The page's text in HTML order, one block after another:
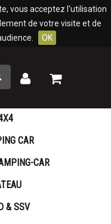
vous acceptez l'utilisation
de votre visite et de
OK
Rechercher
Mon
Mon
CAR
CAR
& SSV